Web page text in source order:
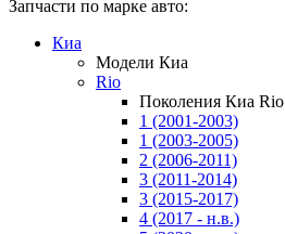
Запчасти по марке авто:
Киа
Модели Киа
Rio
Поколения Киа Rio
1 (2001-2003)
1 (2003-2005)
2 (2006-2011)
3 (2011-2014)
3 (2015-2017)
4 (2017 - н.в.)